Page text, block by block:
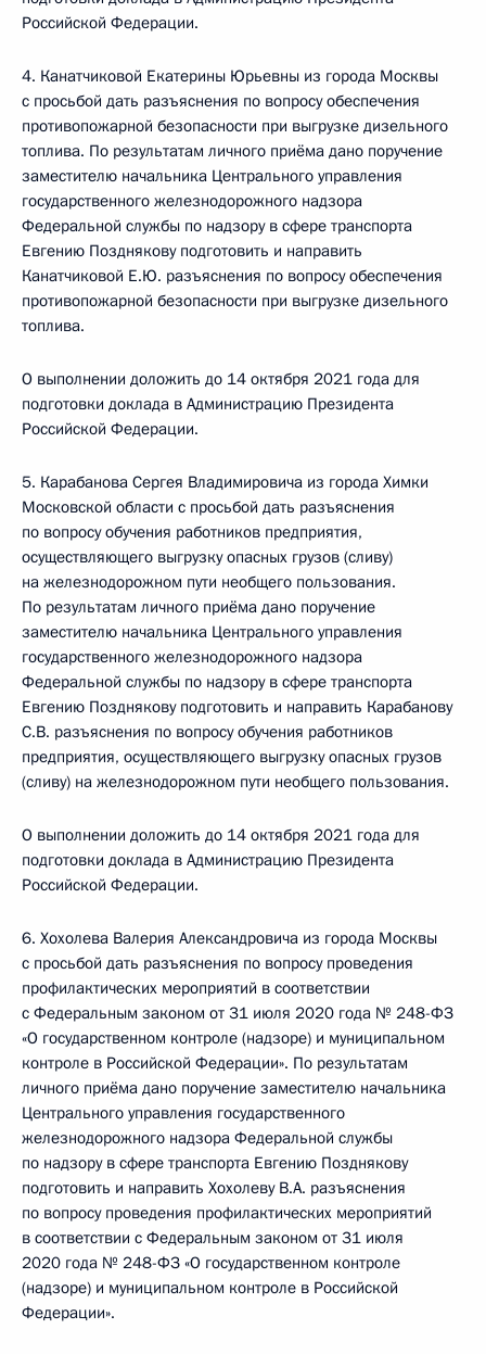
Российской Федерации.
4. Канатчиковой Екатерины Юрьевны из города Москвы
с просьбой дать разъяснения по вопросу обеспечения
противопожарной безопасности при выгрузке дизельного
топлива. По результатам личного приёма дано поручение
заместителю начальника Центрального управления
государственного железнодорожного надзора
Федеральной службы по надзору в сфере транспорта
Евгению Позднякову подготовить и направить
Канатчиковой Е.Ю. разъяснения по вопросу обеспечения
противопожарной безопасности при выгрузке дизельного
топлива.
О выполнении доложить до 14 октября 2021 года для
подготовки доклада в Администрацию Президента
Российской Федерации.
5. Карабанова Сергея Владимировича из города Химки
Московской области с просьбой дать разъяснения
по вопросу обучения работников предприятия,
осуществляющего выгрузку опасных грузов (сливу)
на железнодорожном пути необщего пользования.
По результатам личного приёма дано поручение
заместителю начальника Центрального управления
государственного железнодорожного надзора
Федеральной службы по надзору в сфере транспорта
Евгению Позднякову подготовить и направить Карабанову
С.В. разъяснения по вопросу обучения работников
предприятия, осуществляющего выгрузку опасных грузов
(сливу) на железнодорожном пути необщего пользования.
О выполнении доложить до 14 октября 2021 года для
подготовки доклада в Администрацию Президента
Российской Федерации.
6. Хохолева Валерия Александровича из города Москвы
с просьбой дать разъяснения по вопросу проведения
профилактических мероприятий в соответствии
с Федеральным законом от 31 июля 2020 года № 248-ФЗ
«О государственном контроле (надзоре) и муниципальном
контроле в Российской Федерации». По результатам
личного приёма дано поручение заместителю начальника
Центрального управления государственного
железнодорожного надзора Федеральной службы
по надзору в сфере транспорта Евгению Позднякову
подготовить и направить Хохолеву В.А. разъяснения
по вопросу проведения профилактических мероприятий
в соответствии с Федеральным законом от 31 июля
2020 года № 248-ФЗ «О государственном контроле
(надзоре) и муниципальном контроле в Российской
Федерации».